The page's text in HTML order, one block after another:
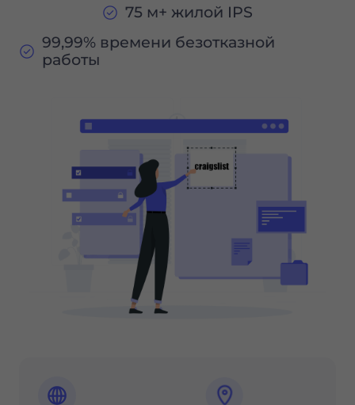
75 м+ жилой IPS
99,99% времени безотказной
работы